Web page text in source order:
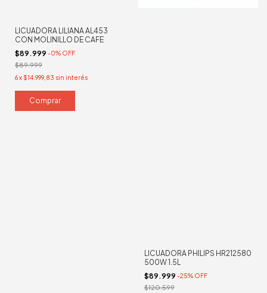
LICUADORA LILIANA AL453
CON MOLINILLO DE CAFE
$89.999 -0% OFF
$89.999
6x $14.999,83 sin interés
LICUADORA PHILIPS HR212580
500W 1.5L
$89.999 -25% OFF
$120.599